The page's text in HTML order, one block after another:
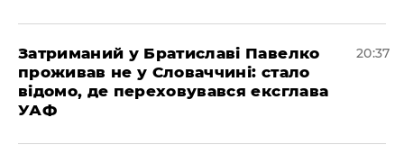
Затриманий у Братиславі Павелко
проживав не у Словаччині: стало
відомо, де переховувався ексглава
УАФ
20:37